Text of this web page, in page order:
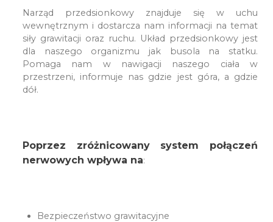
Narząd przedsionkowy znajduje się w uchu
wewnętrznym i dostarcza nam informacji na temat
siły grawitacji oraz ruchu. Układ przedsionkowy jest
dla naszego organizmu jak busola na statku.
Pomaga nam w nawigacji naszego ciała w
przestrzeni, informuje nas gdzie jest góra, a gdzie
dół.
Poprzez zróżnicowany system połączeń
nerwowych wpływa na:
Bezpieczeństwo grawitacyjne